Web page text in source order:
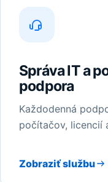
Správa IT a
podpora
Každodenná
počítačov, licencií
Zobraziť službu